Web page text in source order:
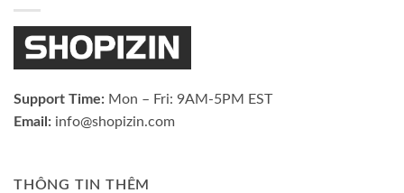
Support Time: Mon – Fri: 9AM-5PM EST
Email: info@shopizin.com
THÔNG TIN THÊM